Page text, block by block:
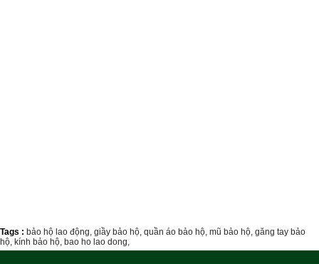
Tags : bảo hộ lao động, giầy bảo hộ, quần áo bảo hộ, mũ bảo hộ, găng tay bảo
hộ, kính bảo hộ, bao ho lao dong,